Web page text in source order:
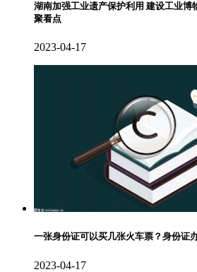
湖南加强工业遗产保护利用 建设工业博
聚看点
2023-04-17
一张身份证可以买几张火车票？身份证
2023-04-17